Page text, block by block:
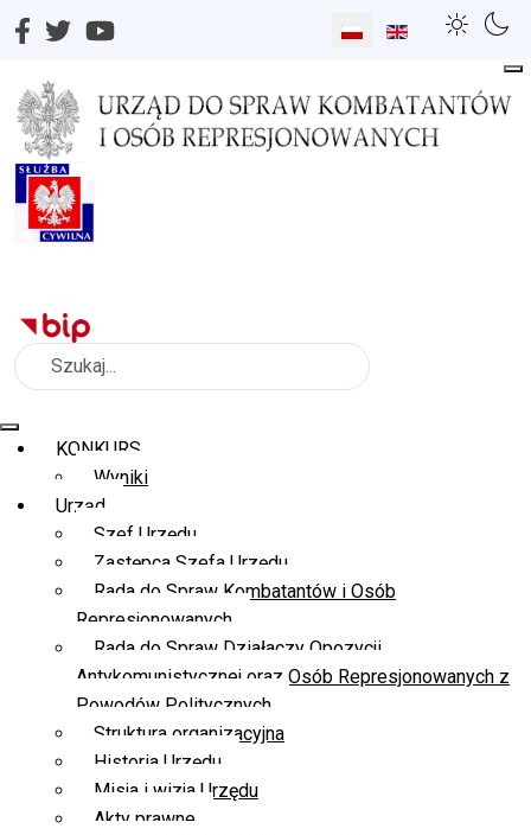
Wybierz swój język
Szukaj
KONKURS
Wyniki
Urząd
Szef Urzędu
Zastępca Szefa Urzędu
Rada do Spraw Kombatantów i Osób
Represjonowanych
Rada do Spraw Działaczy Opozycji
Antykomunistycznej oraz Osób Represjonowanych z
Powodów Politycznych
Struktura organizacyjna
Historia Urzędu
Misja i wizja Urzędu
Akty prawne